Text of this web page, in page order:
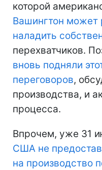
которой
Вашингтон может
наладить
перехватчиков.
вновь подняли
переговоров,
производства, и
процесса.
Впрочем, уже 31
США не
на производство